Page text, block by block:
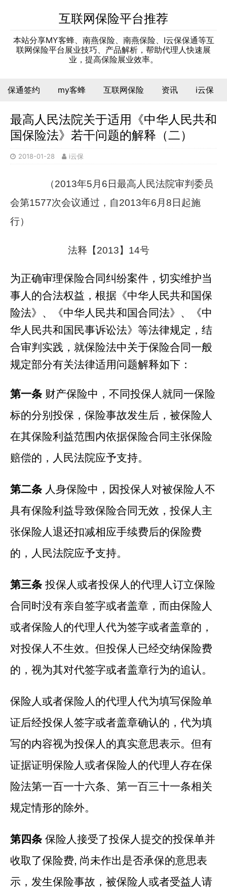
互联网保险平台推荐
本站分享MY客蜂、南燕保险、南燕保险、I云保保通等互
联网保险平台展业技巧、产品解析，帮助代理人快速展
业，提高保险展业效率。
保通签约 my客蜂 互联网保险 资讯 i云保
最高人民法院关于适用《中华人民共和
国保险法》若干问题的解释（二）
2018-01-28 i云保
（2013年5 月 6 日最高人民法院审判委员
会第1577次会议通过，自2013年6 月 8 日起施
行）
法释【2013】 14号
为正确审理保险合同纠纷案件，切实维护当
事人的合法权益，根据《中华人民共和国保
险法》、《中华人民共和国合同法》、《中
华人民共和国民事诉讼法》等法律规定，结
合审判实践，就保险法中关于保险合同一般
规定部分有关法律适用问题解释如下：
第一条 财产保险中，不同投保人就同一保险
标的分别投保，保险事故发生后，被保险人
在其保险利益范围内依据保险合同主张保险
赔偿的，人民法院应予支持。
第二条 人身保险中，因投保人对被保险人不
具有保险利益导致保险合同无效，投保人主
张保险人退还扣减相应手续费后的保险费
的，人民法院应予支持。
第三条 投保人或者投保人的代理人订立保险
合同时没有亲自签字或者盖章，而由保险人
或者保险人的代理人代为签字或者盖章的，
对投保人不生效。但投保人已经交纳保险费
的，视为其对代签字或者盖章行为的追认。
保险人或者保险人的代理人代为填写保险单
证后经投保人签字或者盖章确认的，代为填
写的内容视为投保人的真实意思表示。但有
证据证明保险人或者保险人的代理人存在保
险法第一百一十六条、第一百三十一条相关
规定情形的除外。
第四条 保险人接受了投保人提交的投保单并
收取了保险费, 尚未作出是否承保的意思表
示，发生保险事故，被保险人或者受益人请